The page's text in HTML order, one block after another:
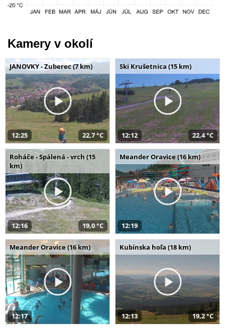
Kamery v okolí
JANOVKY - Zuberec (7 km)
12:25 22,7 °C
Ski Krušetnica (15 km)
12:12 22,4 °C
Roháče - Spálená - vrch (15
km)
12:16 19,0 °C
Meander Oravice (16 km)
12:19
Meander Oravice (16 km)
12:17
Kubínska hoľa (18 km)
12:13 19,2 °C